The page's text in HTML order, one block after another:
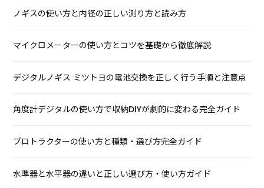
ノギスの使い方と内径の正しい測り方と読み方
マイクロメーターの使い方とコツを基礎から徹底解説
デジタルノギス ミツトヨの電池交換を正しく行う手順と注意点
角度計デジタルの使い方で収納DIYが劇的に変わる完全ガイド
プロトラクターの使い方と種類・選び方完全ガイド
水準器と水平器の違いと正しい選び方・使い方ガイド